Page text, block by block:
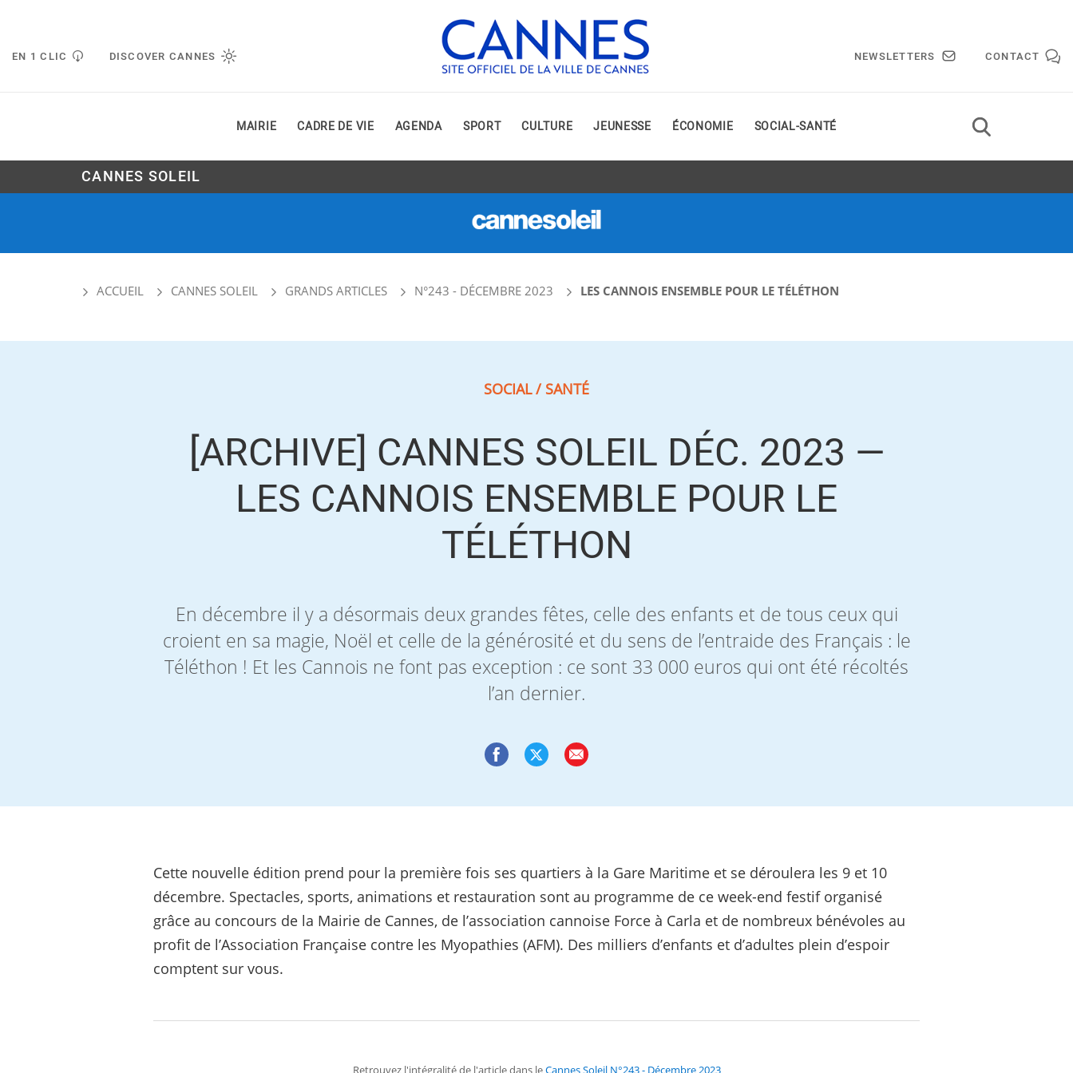
EN 1 CLIC DISCOVER CANNES NEWSLETTERS CONTACT
MAIRIE CADRE DE VIE AGENDA SPORT CULTURE JEUNESSE ÉCONOMIE SOCIAL-SANTÉ
CANNES SOLEIL
ACCUEIL CANNES SOLEIL GRANDS ARTICLES N°243 - DÉCEMBRE 2023 LES CANNOIS ENSEMBLE POUR LE TÉLÉTHON
SOCIAL / SANTÉ
[ARCHIVE] CANNES SOLEIL DÉC. 2023 —
LES CANNOIS ENSEMBLE POUR LE
TÉLÉTHON
En décembre il y a désormais deux grandes fêtes, celle des enfants et de tous ceux qui
croient en sa magie, Noël et celle de la générosité et du sens de l’entraide des Français : le
Téléthon ! Et les Cannois ne font pas exception : ce sont 33 000 euros qui ont été récoltés
l’an dernier.
Cette nouvelle édition prend pour la première fois ses quartiers à la Gare Maritime et se déroulera les 9 et 10
décembre. Spectacles, sports, animations et restauration sont au programme de ce week-end festif organisé
grâce au concours de la Mairie de Cannes, de l’association cannoise Force à Carla et de nombreux bénévoles au
profit de l’Association Française contre les Myopathies (AFM). Des milliers d’enfants et d’adultes plein d’espoir
comptent sur vous.
Retrouvez l'intégralité de l'article dans leCannes Soleil N°243 - Décembre 2023